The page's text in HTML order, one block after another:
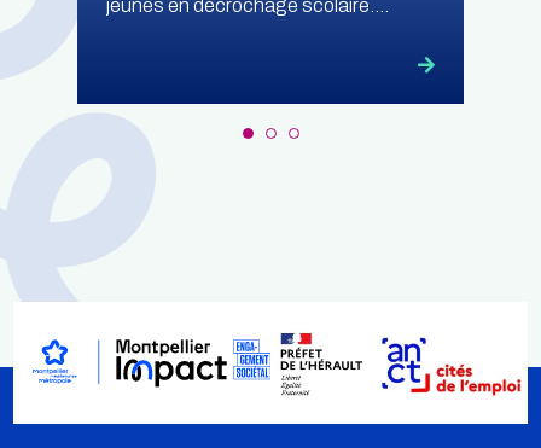
jeunes en décrochage scolaire.
que votre secteur d'activité